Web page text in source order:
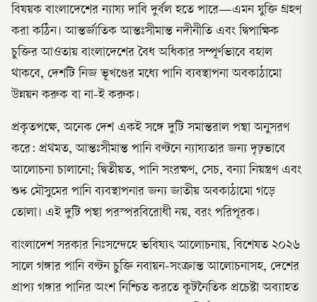
বিষয়ক বাংলাদেশের ন্যায্য দাবি দুর্বল হতে পারে—এমন যুক্তি গ্রহণ
করা কঠিন। আন্তর্জাতিক আন্তঃসীমান্ত নদীনীতি এবং দ্বিপাক্ষিক
চুক্তির আওতায় বাংলাদেশের বৈধ অধিকার সম্পূর্ণভাবে বহাল
থাকবে, দেশটি নিজ ভূখণ্ডের মধ্যে পানি ব্যবস্থাপনা অবকাঠামো
উন্নয়ন করুক বা না-ই করুক।
প্রকৃতপক্ষে, অনেক দেশ একই সঙ্গে দুটি সমান্তরাল পন্থা অনুসরণ
করে: প্রথমত, আন্তঃসীমান্ত পানি বণ্টনে ন্যায্যতার জন্য দৃঢ়ভাবে
আলোচনা চালানো; দ্বিতীয়ত, পানি সংরক্ষণ, সেচ, বন্যা নিয়ন্ত্রণ এবং
শুষ্ক মৌসুমের পানি ব্যবস্থাপনার জন্য জাতীয় অবকাঠামো গড়ে
তোলা। এই দুটি পন্থা পরস্পরবিরোধী নয়, বরং পরিপূরক।
বাংলাদেশ সরকার নিঃসন্দেহে ভবিষ্যৎ আলোচনায়, বিশেষত ২০২৬
সালে গঙ্গার পানি বণ্টন চুক্তি নবায়ন-সংক্রান্ত আলোচনাসহ, দেশের
প্রাপ্য গঙ্গার পানির অংশ নিশ্চিত করতে কূটনৈতিক প্রচেষ্টা অব্যাহত